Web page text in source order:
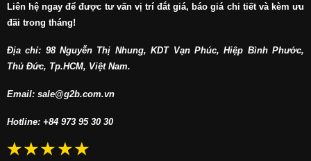
Liên hệ ngay để được tư vấn vị trí đắt giá, báo giá chi tiết và kèm ưu
đãi trong tháng!
Địa chỉ: 98 Nguyễn Thị Nhung, KDT Vạn Phúc, Hiệp Bình Phước,
Thủ Đức, Tp.HCM, Việt Nam.
Email: sale@g2b.com.vn
Hotline: +84 973 95 30 30
☆
☆
☆
☆
☆